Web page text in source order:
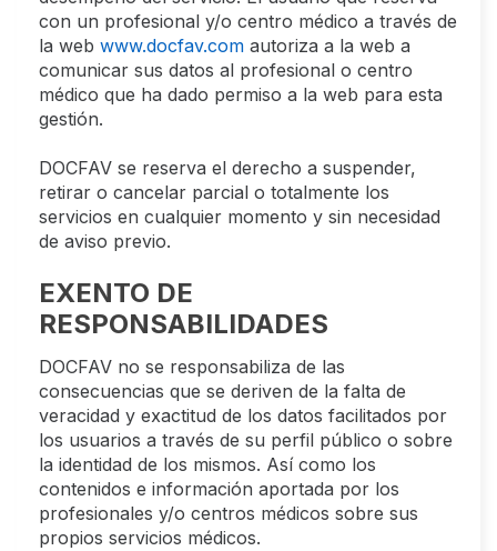
con un profesional y/o centro médico a través de
la web www.docfav.com autoriza a la web a
comunicar sus datos al profesional o centro
médico que ha dado permiso a la web para esta
gestión.
DOCFAV se reserva el derecho a suspender,
retirar o cancelar parcial o totalmente los
servicios en cualquier momento y sin necesidad
de aviso previo.
EXENTO DE
RESPONSABILIDADES
DOCFAV no se responsabiliza de las
consecuencias que se deriven de la falta de
veracidad y exactitud de los datos facilitados por
los usuarios a través de su perfil público o sobre
la identidad de los mismos. Así como los
contenidos e información aportada por los
profesionales y/o centros médicos sobre sus
propios servicios médicos.